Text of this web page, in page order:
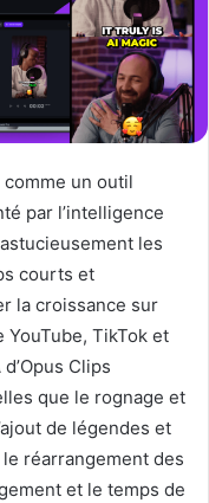
un outil
par l’intelligence
les
courts et
la croissance sur
TikTok et
Clips
que le rognage et
de légendes et
réarrangement des
et le temps de